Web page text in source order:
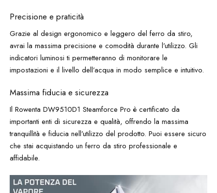
Precisione e praticità
Grazie al design ergonomico e leggero del ferro da stiro,
avrai la massima precisione e comodità durante l’utilizzo. Gli
indicatori luminosi ti permetteranno di monitorare le
impostazioni e il livello dell’acqua in modo semplice e intuitivo.
Massima fiducia e sicurezza
Il Rowenta DW9510D1 Steamforce Pro è certificato da
importanti enti di sicurezza e qualità, offrendo la massima
tranquillità e fiducia nell’utilizzo del prodotto. Puoi essere sicuro
che stai acquistando un ferro da stiro professionale e
affidabile.